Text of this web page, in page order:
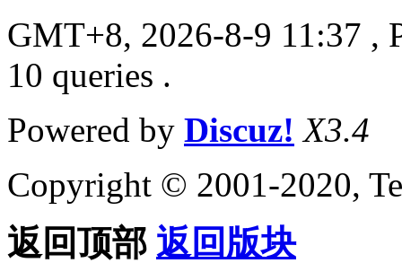
GMT+8, 2026-8-9 11:37 ,
10 queries .
Powered by Discuz! X3.4
Copyright © 2001-2020,
返回顶部 返回版块